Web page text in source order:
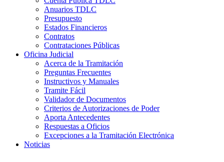
Anuarios TDLC
Presupuesto
Estados Financieros
Contratos
Contrataciones Públicas
Oficina Judicial
Acerca de la Tramitación
Preguntas Frecuentes
Instructivos y Manuales
Tramite Fácil
Validador de Documentos
Criterios de Autorizaciones de Poder
Aporta Antecedentes
Respuestas a Oficios
Excepciones a la Tramitación Electrónica
Noticias